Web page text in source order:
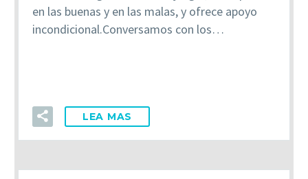
en las buenas y en las malas, y ofrece apoyo
incondicional.Conversamos con los…
LEA MAS